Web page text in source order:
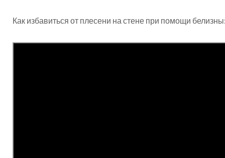
Как избавиться от плесени на стене при помощи белизны: